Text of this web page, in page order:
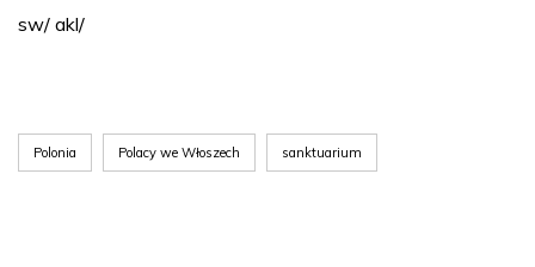
sw/ akl/
Polonia Polacy we Włoszech sanktuarium